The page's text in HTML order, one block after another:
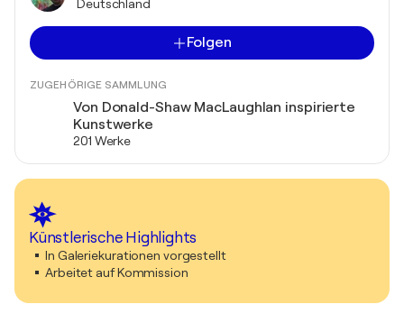
Deutschland
Folgen
ZUGEHÖRIGE SAMMLUNG
Von Donald-Shaw MacLaughlan inspirierte
Kunstwerke
201 Werke
Künstlerische Highlights
In Galeriekurationen vorgestellt
Arbeitet auf Kommission